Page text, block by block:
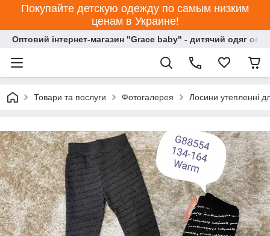
Покупайте детскую одежду по самым низким
ценам в Украине!
Оптовий інтернет-магазин "Grace baby" - дитячий одяг
Товари та послуги Фотогалерея Лосини утепленні